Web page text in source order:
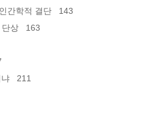
간학적 결단   143
상   163
211